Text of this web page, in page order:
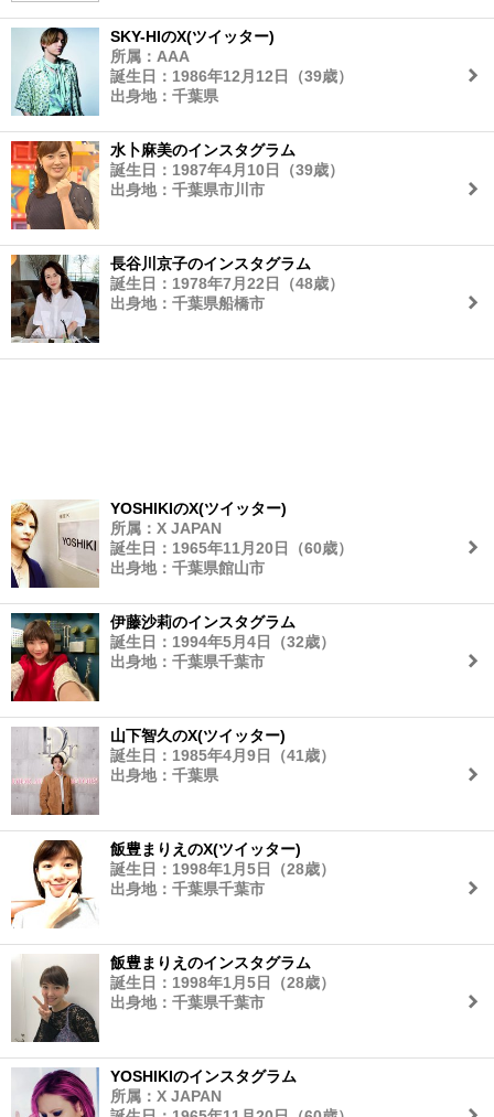
SKY-HIのX(ツイッター)
所属：AAA
誕生日：1986年12月12日（39歳）
出身地：千葉県
水卜麻美のインスタグラム
誕生日：1987年4月10日（39歳）
出身地：千葉県市川市
長谷川京子のインスタグラム
誕生日：1978年7月22日（48歳）
出身地：千葉県船橋市
YOSHIKIのX(ツイッター)
所属：X JAPAN
誕生日：1965年11月20日（60歳）
出身地：千葉県館山市
伊藤沙莉のインスタグラム
誕生日：1994年5月4日（32歳）
出身地：千葉県千葉市
山下智久のX(ツイッター)
誕生日：1985年4月9日（41歳）
出身地：千葉県
飯豊まりえのX(ツイッター)
誕生日：1998年1月5日（28歳）
出身地：千葉県千葉市
飯豊まりえのインスタグラム
誕生日：1998年1月5日（28歳）
出身地：千葉県千葉市
YOSHIKIのインスタグラム
所属：X JAPAN